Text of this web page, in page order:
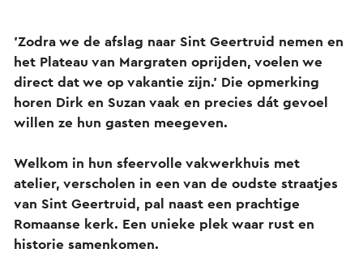
'Zodra we de afslag naar Sint Geertruid nemen en
het Plateau van Margraten oprijden, voelen we
direct dat we op vakantie zijn.' Die opmerking
horen Dirk en Suzan vaak en precies dát gevoel
willen ze hun gasten meegeven.
Welkom in hun sfeervolle vakwerkhuis met
atelier, verscholen in een van de oudste straatjes
van Sint Geertruid, pal naast een prachtige
Romaanse kerk. Een unieke plek waar rust en
historie samenkomen.